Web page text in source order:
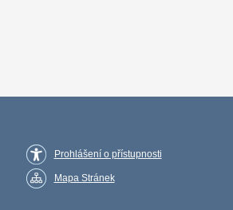
Prohlášení o přístupnosti
Mapa Stránek